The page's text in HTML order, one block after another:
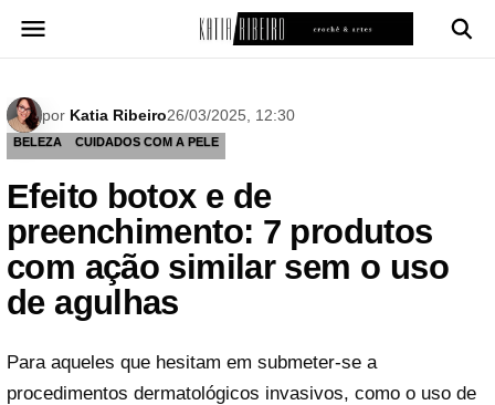
para
por Katia Ribeiro26/03/2025, 12:30
BELEZA CUIDADOS COM A PELE
Efeito botox e de
preenchimento: 7 produtos
com ação similar sem o uso
de agulhas
Para aqueles que hesitam em submeter-se a
procedimentos dermatológicos invasivos, como o uso de